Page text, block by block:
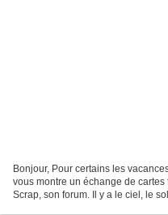
Bonjour, Pour certains les
vous montre un échange de
Scrap, son forum. Il y a le ciel, le